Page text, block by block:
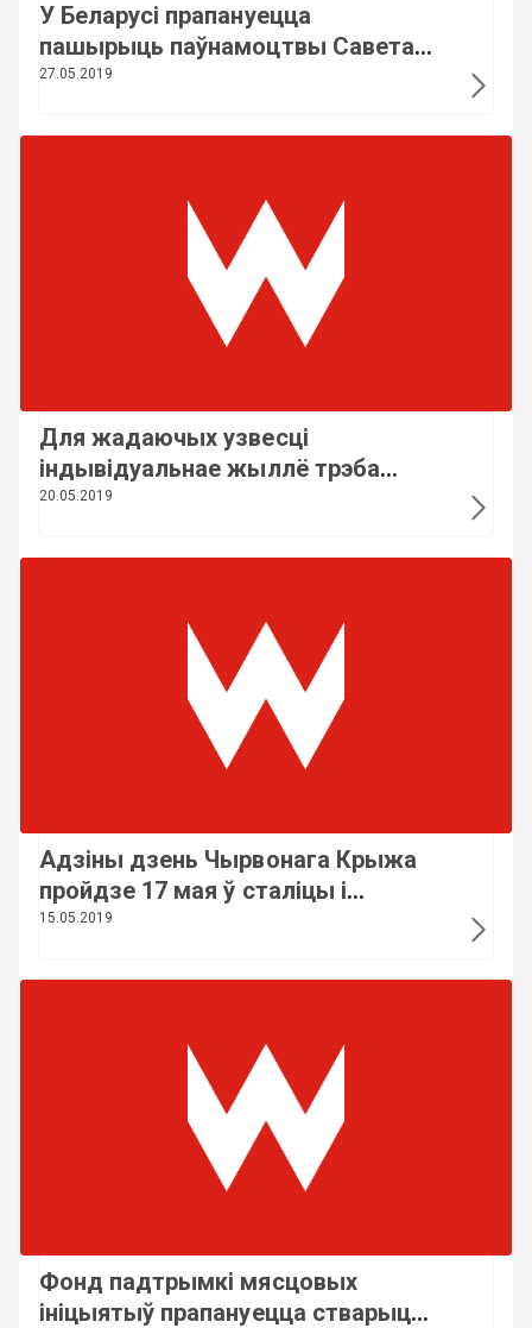
У Беларусі прапануецца
пашырыць паўнамоцтвы Саветаў
дэпутатаў у рабоце з
дзяржмаёмасцю
27.05.2019
Для жадаючых узвесці
індывідуальнае жыллё трэба
прадастаўляць комплекс
20.05.2019
Адзіны дзень Чырвонага Крыжа
пройдзе 17 мая ў сталіцы і
рэгіёнах Беларусі
15.05.2019
Фонд падтрымкі мясцовых
ініцыятыў прапануецца стварыць